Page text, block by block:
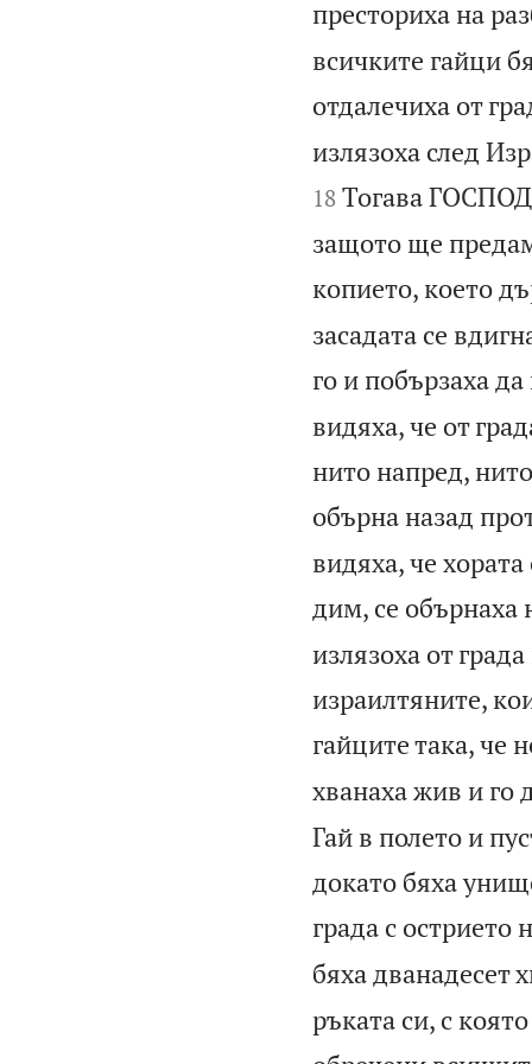
престориха на
всичките гайци
отдалечиха от
излязоха след
18 Тогава
защото ще
копието, което
засадата се
го и побързаха да
видяха, че от
нито напред,
обърна назад
видяха, че
дим, се обърнаха
излязоха от
израилтяните,
гайците така, че
хванаха жив и го
Гай в полето и
докато бяха
града с острието
бяха дванадесет
ръката си, с